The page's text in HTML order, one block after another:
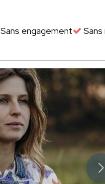
Sans engagement